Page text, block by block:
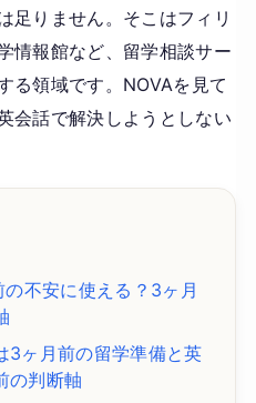
足りません。そこはフィリ
情報館など、留学相談サー
る領域です。NOVAを見て
会話で解決しようとしない
不安に使える？3ヶ月
3ヶ月前の留学準備と英
の判断軸